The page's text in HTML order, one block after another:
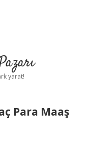
yarat!
Para Maaş